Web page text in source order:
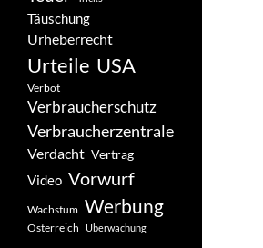
Täuschung
Urheberrecht
Urteile USA
Verbot
Verbraucherschutz
Verbraucherzentrale
Verdacht Vertrag
Video Vorwurf
Wachstum Werbung
Österreich Überwachung